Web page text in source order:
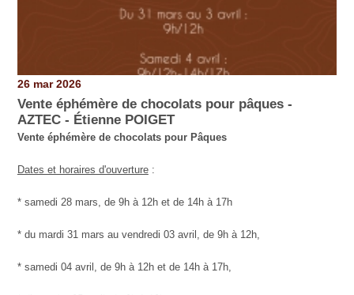
26 mar 2026
Vente éphémère de chocolats pour pâques -
AZTEC - Étienne POIGET
Vente éphémère de chocolats pour Pâques
Dates et horaires d'ouverture:
* samedi 28 mars, de 9h à 12h et de 14h à 17h
* du mardi 31 mars au vendredi 03 avril, de 9h à 12h,
* samedi 04 avril, de 9h à 12h et de 14h à 17h,